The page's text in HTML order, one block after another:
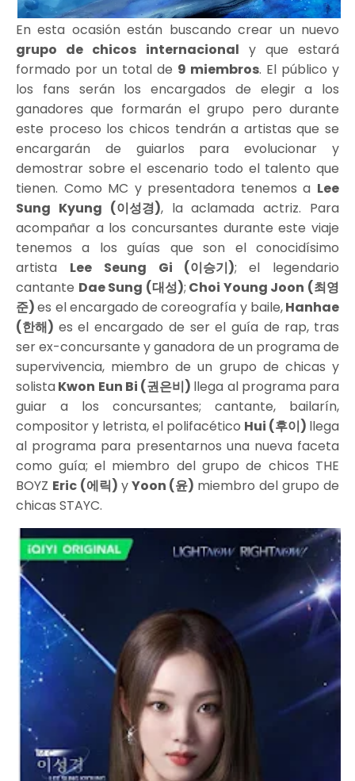
En esta ocasión están buscando crear un nuevo
grupo de chicos internacional y que estará
formado por un total de 9 miembros. El público y
los fans serán los encargados de elegir a los
ganadores que formarán el grupo pero durante
este proceso los chicos tendrán a artistas que se
encargarán de guiarlos para evolucionar y
demostrar sobre el escenario todo el talento que
tienen. Como MC y presentadora tenemos a Lee
Sung Kyung (이성경), la aclamada actriz. Para
acompañar a los concursantes durante este viaje
tenemos a los guías que son el conocidísimo
artista Lee Seung Gi (이승기);
el legendario
cantante Dae Sung (대성); Choi Young Joon (최영
준)es el encargado de coreografía y baile,Hanhae
(한해) es el encargado de ser el guía de rap, tras
ser ex-concursante y ganadora de un programa de
supervivencia, miembro de un grupo de chicas y
solistaKwon Eun Bi (권은비) llega al programa para
guiar a los concursantes; cantante, bailarín,
compositor y letrista, el polifacético Hui (후이) llega
al programa para presentarnos una nueva faceta
como guía; el miembro del grupo de chicos THE
BOYZ Eric (에릭) yYoon (윤) miembro del grupo de
chicas STAYC.